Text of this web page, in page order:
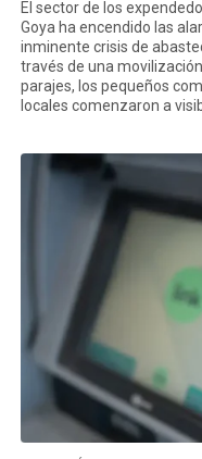
El sector de los
Goya ha encendido las
inminente crisis de
través de una
parajes, los pequeños
locales comenzaron a